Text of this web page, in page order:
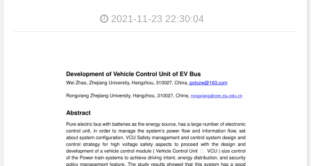
2021-11-23 22:30:04